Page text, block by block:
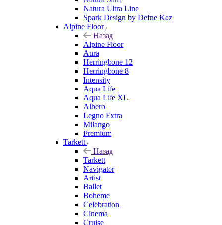
Natura Ultra Line
Spark Design by Defne Koz
Alpine Floor
Назад
Alpine Floor
Aura
Herringbone 12
Herringbone 8
Intensity
Aqua Life
Aqua Life XL
Albero
Legno Extra
Milango
Premium
Tarkett
Назад
Tarkett
Navigator
Artist
Ballet
Boheme
Celebration
Cinema
Cruise